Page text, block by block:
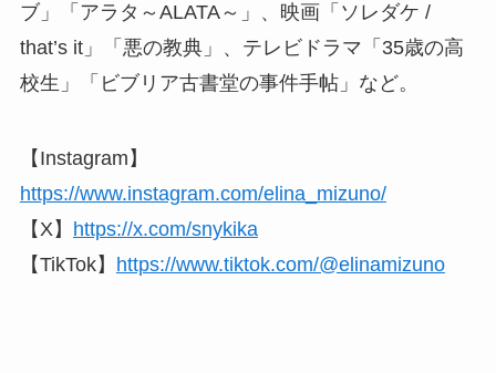
ブ」「アラタ～ALATA～」、映画「ソレダケ /
that’s it」「悪の教典」、テレビドラマ「35歳の高
校生」「ビブリア古書堂の事件手帖」など。
【Instagram】
https://www.instagram.com/elina_mizuno/
【X】 https://x.com/snykika
【TikTok】 https://www.tiktok.com/@elinamizuno